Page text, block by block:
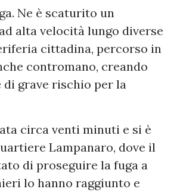
Ne è scaturito un
alta velocità lungo diverse
cittadina, percorso in
contromano, creando
grave rischio per la
circa venti minuti e si è
Lampanaro, dove il
di proseguire la fuga a
lo hanno raggiunto e